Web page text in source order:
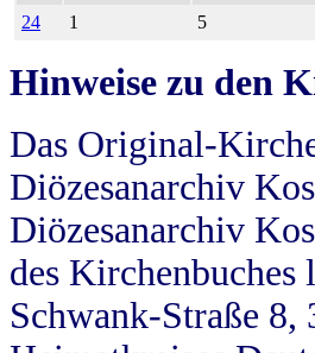
24
1 5
Hinweise zu den
Das Original-
Diözesanarchiv
Diözesanarchiv
des
Schwank-Straße